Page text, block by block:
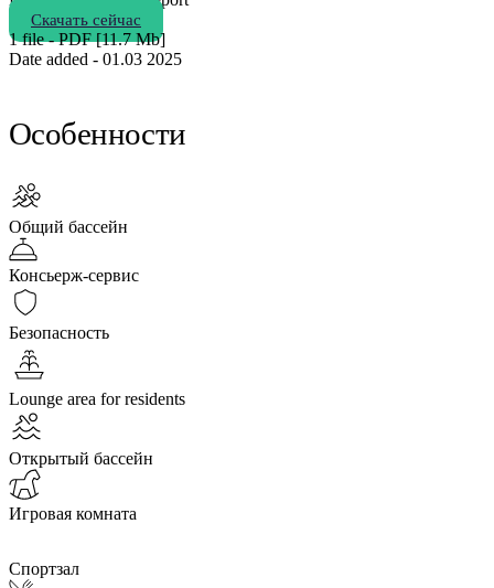
Скачать сейчас
1 file - PDF [11.7 Мb]
Date added - 01.03 2025
Особенности
Общий бассейн
Консьерж-сервис
Безопасность
Lounge area for residents
Открытый бассейн
Игровая комната
Спортзал